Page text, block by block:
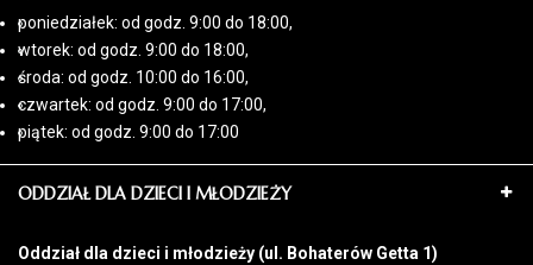
poniedziałek: od godz. 9:00 do 18:00,
wtorek: od godz. 9:00 do 18:00,
środa: od godz. 10:00 do 16:00,
czwartek: od godz. 9:00 do 17:00,
piątek: od godz. 9:00 do 17:00
ODDZIAŁ DLA DZIECI I MŁODZIEŻY
Oddział dla dzieci i młodzieży (ul. Bohaterów Getta 1)